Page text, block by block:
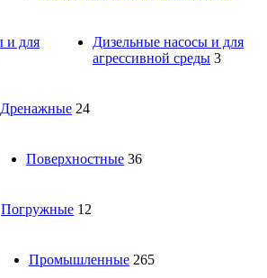
Дизельные насосы и для
агрессивной среды 3
Дренажные 24
Поверхностные 36
Погружные 12
Промышленные 265